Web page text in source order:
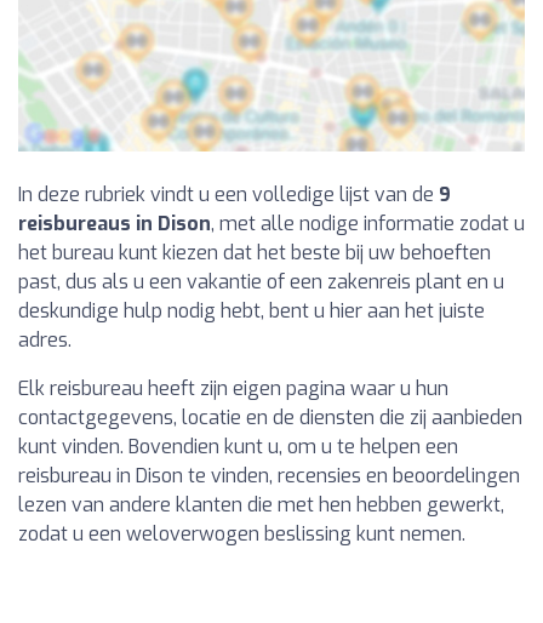
In deze rubriek vindt u een volledige lijst van de 9
reisbureaus in Dison, met alle nodige informatie zodat u
het bureau kunt kiezen dat het beste bij uw behoeften
past, dus als u een vakantie of een zakenreis plant en u
deskundige hulp nodig hebt, bent u hier aan het juiste
adres.
Elk reisbureau heeft zijn eigen pagina waar u hun
contactgegevens, locatie en de diensten die zij aanbieden
kunt vinden. Bovendien kunt u, om u te helpen een
reisbureau in Dison te vinden, recensies en beoordelingen
lezen van andere klanten die met hen hebben gewerkt,
zodat u een weloverwogen beslissing kunt nemen.